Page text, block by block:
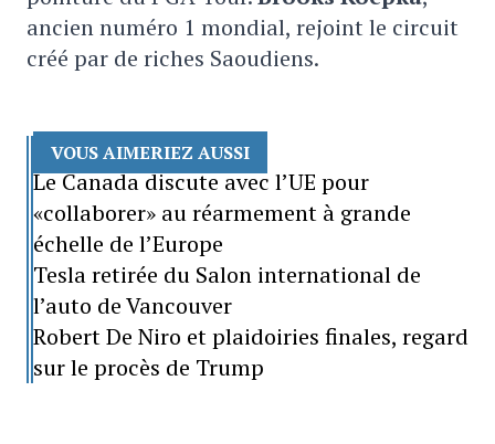
ancien numéro 1 mondial, rejoint le circuit
créé par de riches Saoudiens.
VOUS AIMERIEZ AUSSI
Le Canada discute avec l’UE pour
«collaborer» au réarmement à grande
échelle de l’Europe
Tesla retirée du Salon international de
l’auto de Vancouver
Robert De Niro et plaidoiries finales, regard
sur le procès de Trump